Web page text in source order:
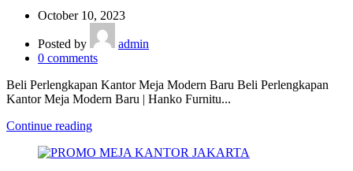
October 10, 2023
Posted by
admin
0 comments
Beli Perlengkapan Kantor Meja Modern Baru Beli Perlengkapan
Kantor Meja Modern Baru | Hanko Furnitu...
Continue reading